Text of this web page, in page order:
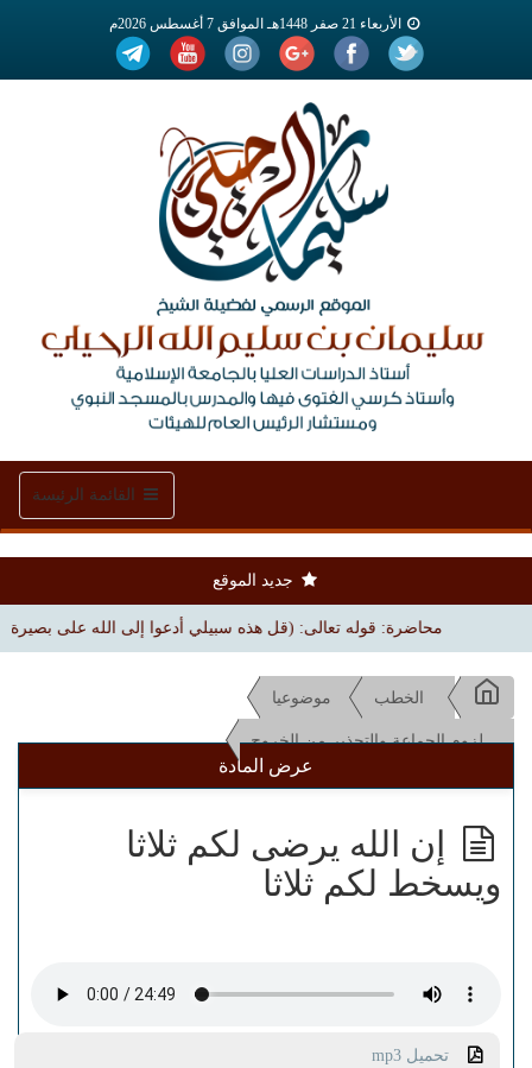
الأربعاء 21 صفر 1448هـ الموافق 7 أغسطس 2026م
Toggle
navigation
القائمة الرئيسة
جديد الموقع
محاضرة: قوله تعالى: (قل هذه سبيلي أدعوا إلى الله على بصيرة) | بجامع
الخطب موضوعيا
لزوم الجماعة والتحذير من الخروج
عرض المادة
إن الله يرضى لكم ثلاثا
ويسخط لكم ثلاثا
تحميل mp3